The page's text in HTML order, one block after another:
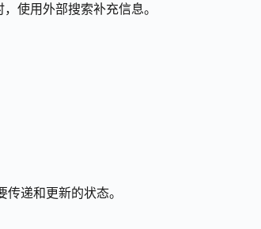
使用外部搜索补充信息。
递和更新的状态。